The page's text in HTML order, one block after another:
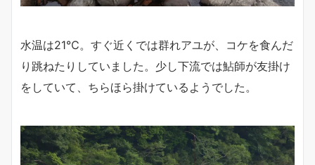
水温は21℃。すぐ近くでは群れアユが、コケを食んだ
り跳ねたりしていました。少し下流では鮎師が友掛け
をしていて、ちらほら掛けているようでした。